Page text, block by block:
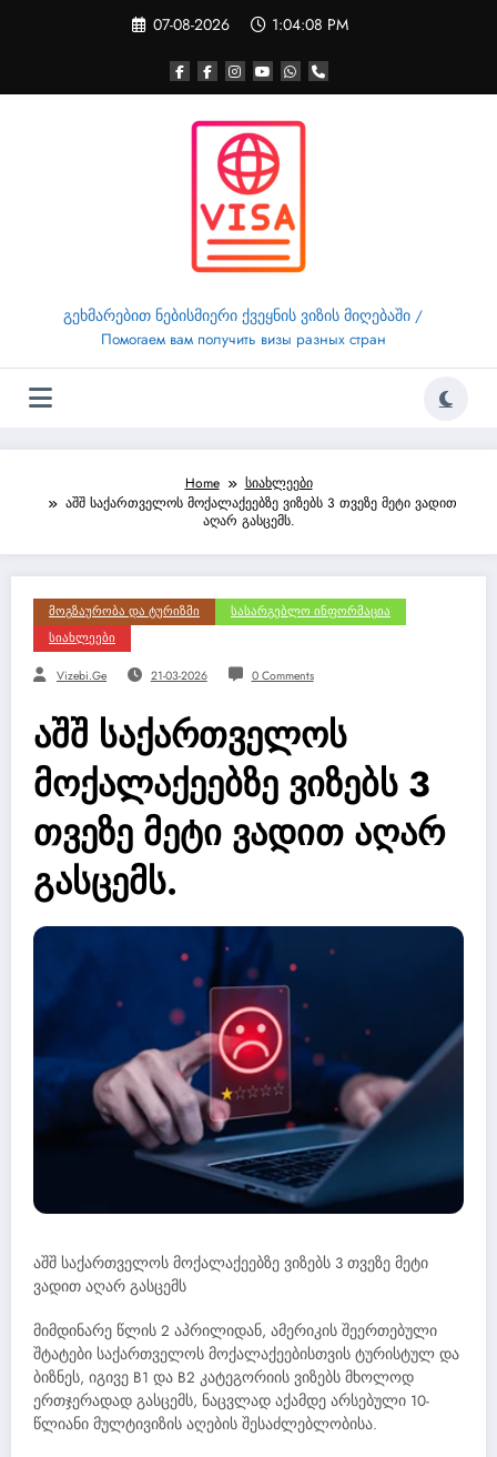
07-08-2026 1:04:09 PM
გეხმარებით ნებისმიერი ქვეყნის ვიზის მიღებაში /
Помогаем вам получить визы разных стран
Home
სიახლეები
აშშ საქართველოს მოქალაქეებზე ვიზებს 3 თვეზე მეტი ვადით
აღარ გასცემს.
Მოგზაურობა Და Ტურიზმი
Სასარგებლო Ინფორმაცია
Სიახლეები
Vizebi.ge 21-03-2026 0 Comments
აშშ საქართველოს
მოქალაქეებზე ვიზებს 3
თვეზე მეტი ვადით აღარ
გასცემს.
აშშ საქართველოს მოქალაქეებზე ვიზებს 3 თვეზე მეტი
ვადით აღარ გასცემს
მიმდინარე წლის 2 აპრილიდან, ამერიკის შეერთებული
შტატები საქართველოს მოქალაქეებისთვის ტურისტულ და
ბიზნეს, იგივე B1 და B2 კატეგორიის ვიზებს მხოლოდ
ერთჯერადად გასცემს, ნაცვლად აქამდე არსებული 10-
წლიანი მულტივიზის აღების შესაძლებლობისა.